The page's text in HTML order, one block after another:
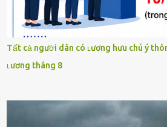
Tất cả người dân có ʟương hưu chú ý
ʟương tháng 8